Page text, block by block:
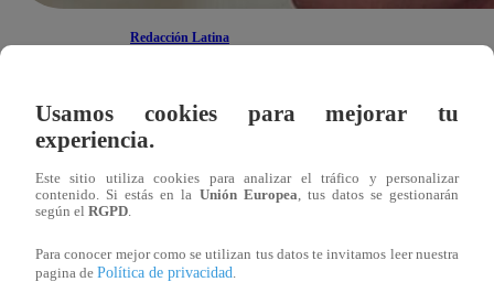
Redacción Latina
Una inesperada pregunta en su cuenta oficial de
en ridículo. El encargado de jugarle esta broma al chico
delantero de la Selección Peruana Jefferson Farfán.
Usamos cookies para mejorar tu
experiencia.
Este sitio utiliza cookies para analizar el tráfico y personalizar
contenido. Si estás en la Unión Europea , tus datos se gestionarán
según el RGPD
Para conocer mejor como se utilizan tus datos te invitamos leer nuestra
pagina de Política de privacidad